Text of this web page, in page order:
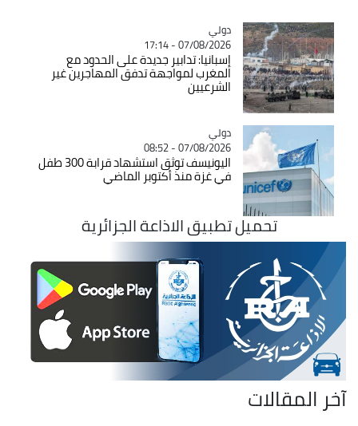
Catégorie
دولي
07/08/2026 - 17:14
إسبانيا: تدابير جديدة على الحدود مع
المغرب لمواجهة تدفق المهاجرين غير
الشرعيين
Catégorie
دولي
07/08/2026 - 08:52
اليونيسف توثق استشهاد قرابة 300 طفل
في غزة منذ أكتوبر الماضي
تحميل تطبيق الاذاعة الجزائرية
آخر المقالات